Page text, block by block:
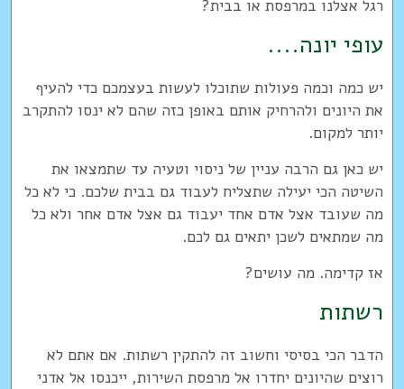
רגל אצלנו במרפסת או בבית?
עופי יונה....
יש כמה וכמה פעולות שתוכלו לעשות בעצמכם כדי להעיף
את היונים ולהרחיק אותם באופן כזה שהם לא ינסו להתקרב
יותר למקום.
יש כאן גם הרבה עניין של ניסוי וטעיה עד שתמצאו את
השיטה הכי יעילה שתצליח לעבוד גם בבית שלכם. כי לא כל
מה שעובד אצל אדם אחד יעבוד גם אצל אדם אחר ולא כל
מה שמתאים לשכן יתאים גם לכם.
אז קדימה. מה עושים?
רשתות
הדבר הכי בסיסי וחשוב זה להתקין רשתות. אם אתם לא
רוצים שהיונים יחדרו אל מרפסת השירות, ייכנסו אל אדני